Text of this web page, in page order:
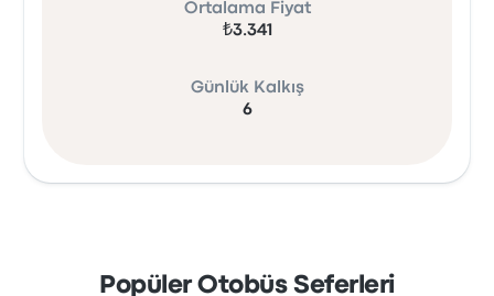
Ortalama Fiyat
₺3.341
Günlük Kalkış
6
Popüler Otobüs Seferleri